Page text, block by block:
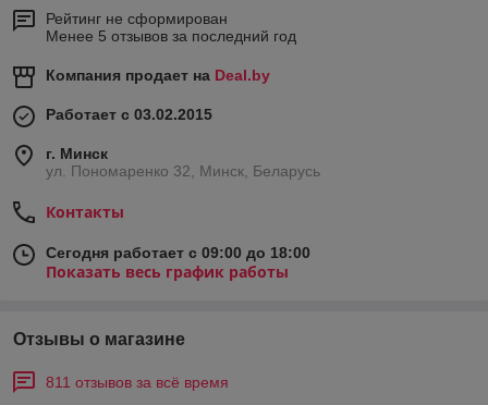
Рейтинг не сформирован
Менее 5 отзывов за последний год
Компания продает на Deal.by
Работает с 03.02.2015
г. Минск
ул. Пономаренко 32, Минск, Беларусь
Контакты
Сегодня работает с 09:00 до 18:00
Показать весь график работы
Отзывы о магазине
811 отзывов за всё время